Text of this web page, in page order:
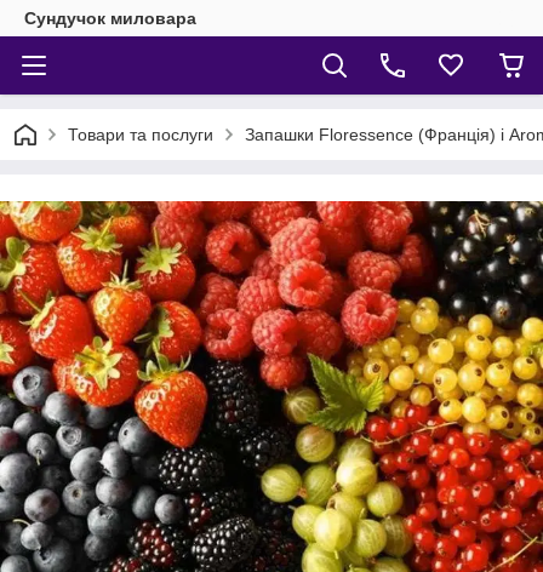
Сундучок миловара
Товари та послуги Запашки Floressence (Франція) і